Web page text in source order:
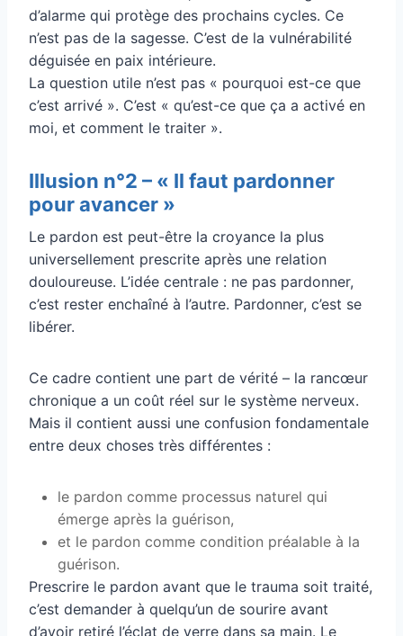
d’alarme qui protège des prochains cycles. Ce
n’est pas de la sagesse. C’est de la vulnérabilité
déguisée en paix intérieure.
La question utile n’est pas « pourquoi est-ce que
c’est arrivé ». C’est « qu’est-ce que ça a activé en
moi, et comment le traiter ».
Illusion n°2 – « Il faut pardonner
pour avancer »
Le pardon est peut-être la croyance la plus
universellement prescrite après une relation
douloureuse. L’idée centrale : ne pas pardonner,
c’est rester enchaîné à l’autre. Pardonner, c’est se
libérer.
Ce cadre contient une part de vérité – la rancœur
chronique a un coût réel sur le système nerveux.
Mais il contient aussi une confusion fondamentale
entre deux choses très différentes :
le pardon comme processus naturel qui
émerge après la guérison,
et le pardon comme condition préalable à la
guérison.
Prescrire le pardon avant que le trauma soit traité,
c’est demander à quelqu’un de sourire avant
d’avoir retiré l’éclat de verre dans sa main. Le